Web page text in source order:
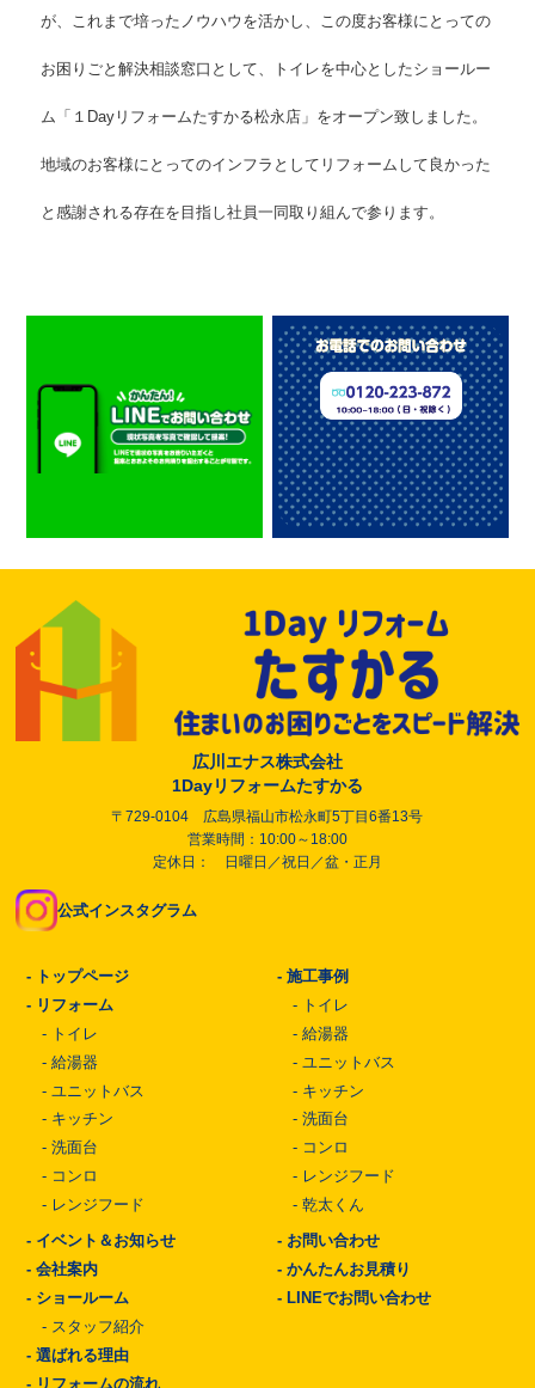
が、これまで培ったノウハウを活かし、この度お客様にとっての
お困りごと解決相談窓口として、トイレを中心としたショールー
ム「１Dayリフォームたすかる松永店」をオープン致しました。
地域のお客様にとってのインフラとしてリフォームして良かった
と感謝される存在を目指し社員一同取り組んで参ります。
広川エナス株式会社
1Dayリフォームたすかる
〒729-0104 広島県福山市松永町5丁目6番13号
営業時間：10:00～18:00
定休日： 日曜日／祝日／盆・正月
公式インスタグラム
- トップページ
- リフォーム
- トイレ
- 給湯器
- ユニットバス
- キッチン
- 洗面台
- コンロ
- レンジフード
-施工事例
- トイレ
-給湯器
- ユニットバス
- キッチン
-洗面台
- コンロ
- レンジフード
-乾太くん
- イベント＆お知らせ
- 会社案内
- ショールーム
- スタッフ紹介
- 選ばれる理由
- リフォームの流れ
- お問い合わせ
-かんたんお見積り
- LINEでお問い合わせ